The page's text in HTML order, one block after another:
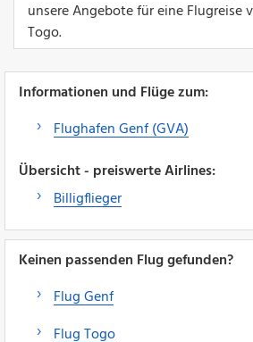
unsere Angebote für eine Flugreise
Togo.
Informationen und Flüge zum:
Flughafen Genf (GVA)
Übersicht - preiswerte Airlines:
Billigflieger
Keinen passenden Flug gefunden?
Flug Genf
Flug Togo